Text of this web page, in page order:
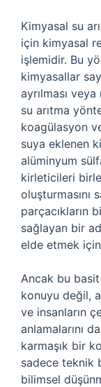
Kimyasal su
için kimyasal
işlemidir. Bu
kimyasallar
ayrılması
su arıtma
koagülasyon
suya eklenen
alüminyum
kirleticileri
oluşturmasını
parçacıkların
sağlayan bir
elde etmek
Ancak bu
konuyu değil,
ve insanların
anlamalarını
karmaşık bir
sadece teknik
bilimsel